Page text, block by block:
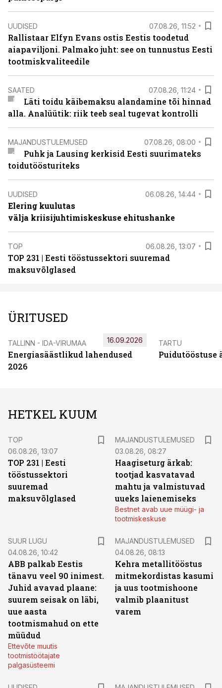
UUDISED 07.08.26, 11:52
Rallistaar Elfyn Evans ostis Eestis toodetud
aiapaviljoni. Palmako juht: see on tunnustus Eesti
tootmiskvaliteedile
SAATED 07.08.26, 11:24
Läti toidu käibemaksu alandamine tõi hinnad
alla. Analüütik: riik teeb seal tugevat kontrolli
MAJANDUSTULEMUSED 07.08.26, 08:00
Puhk ja Lausing kerkisid Eesti suurimateks
toidutöösturiteks
UUDISED 06.08.26, 14:44
Elering kuulutas
välja kriisijuhtimiskeskuse ehitushanke
TOP 06.08.26, 13:07
TOP 231 | Eesti tööstussektori suuremad
maksuvõlglased
ÜRITUSED
TALLINN - IDA-VIRUMAA
Energiasäästlikud lahendused
2026
16.09.2026 TARTU
Puidutööstuse
HETKEL KUUM
TOP
06.08.26, 13:07
TOP 231 | Eesti
tööstussektori
suuremad
maksuvõlglased
MAJANDUSTULEMUSED
03.08.26, 08:27
Haagiseturg ärkab:
tootjad kasvatavad
mahtu ja valmistuvad
uueks laienemiseks
Bestnet avab uue müügi- ja
tootmiskeskuse
SUUR LUGU
04.08.26, 10:42
ABB palkab Eestis
tänavu veel 90 inimest.
Juhid avavad plaane:
suurem seisak on läbi,
uue aasta
tootmismahud on ette
müüdud
Ettevõte muutis
tootmistöötajate
palgasüsteemi
MAJANDUSTULEMUSED
04.08.26, 08:13
Kehra metallitööstus
mitmekordistas kasumi
ja uus tootmishoone
valmib plaanitust
varem